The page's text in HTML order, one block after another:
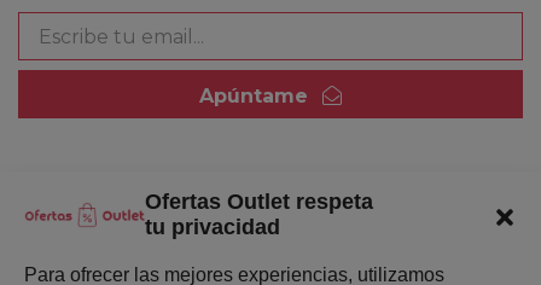
Ofertas Outlet respeta
tu privacidad
Para ofrecer las mejores experiencias, utilizamos
Apúntame
Quienes somos